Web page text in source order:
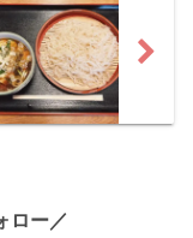
ロー／